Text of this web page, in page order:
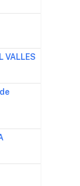
VALLES